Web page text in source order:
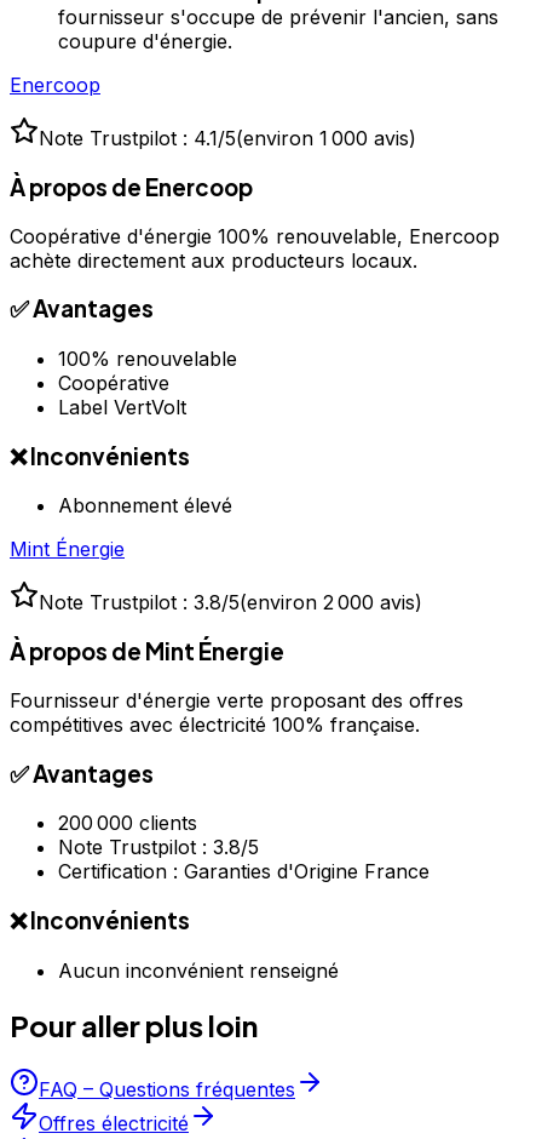
fournisseur s'occupe de prévenir l'ancien, sans
coupure d'énergie.
Enercoop
Note Trustpilot : 4.1/5(environ 1 000 avis)
À propos de Enercoop
Coopérative d'énergie 100% renouvelable, Enercoop
achète directement aux producteurs locaux.
✅ Avantages
100% renouvelable
Coopérative
Label VertVolt
❌ Inconvénients
Abonnement élevé
Mint Énergie
Note Trustpilot : 3.8/5(environ 2 000 avis)
À propos de Mint Énergie
Fournisseur d'énergie verte proposant des offres
compétitives avec électricité 100% française.
✅ Avantages
200 000 clients
Note Trustpilot : 3.8/5
Certification : Garanties d'Origine France
❌ Inconvénients
Aucun inconvénient renseigné
Pour aller plus loin
FAQ – Questions fréquentes
Offres électricité